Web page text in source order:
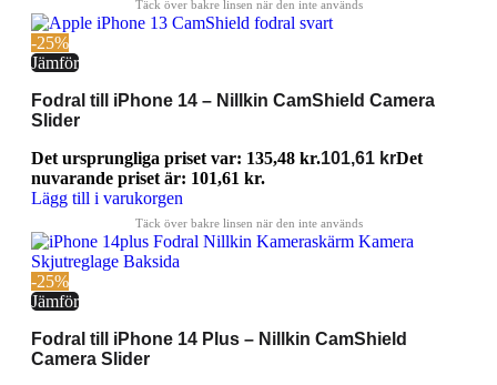
-25%
Jämför
Fodral till iPhone 14 – Nillkin CamShield Camera
Slider
Det ursprungliga priset var: 135,48 kr.101,61 krDet
nuvarande priset är: 101,61 kr.
Lägg till i varukorgen
-25%
Jämför
Fodral till iPhone 14 Plus – Nillkin CamShield
Camera Slider